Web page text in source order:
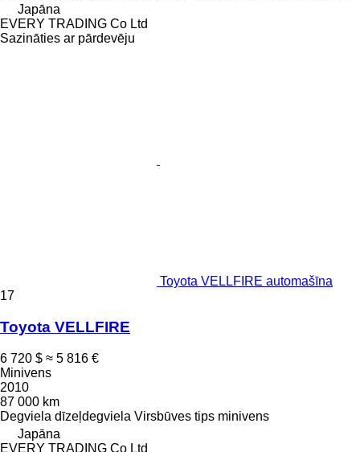
Japāna
EVERY TRADING Co Ltd
Sazināties ar pārdevēju
Toyota VELLFIRE automašīna
17
Toyota VELLFIRE
6 720 $ ≈ 5 816 €
Minivens
2010
87 000 km
Degviela dīzeļdegviela Virsbūves tips minivens
Japāna
EVERY TRADING Co Ltd